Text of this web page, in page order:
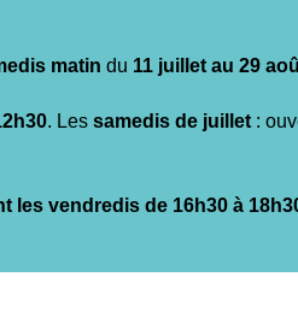
matin du 11 juillet au 29
. Les samedis de juillet :
les vendredis de 16h30 à